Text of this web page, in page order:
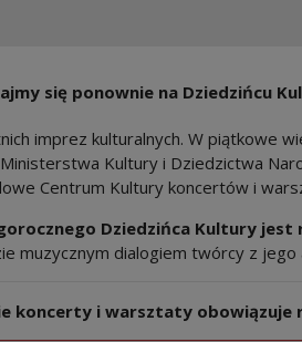
się ponownie na Dziedzińcu
imprez kulturalnych. W piątkowe
Kultury i Dziedzictwa
Centrum Kultury koncertów i
Dziedzińca Kultury jest
muzycznym dialogiem twórcy z
koncerty i warsztaty obowiązuje